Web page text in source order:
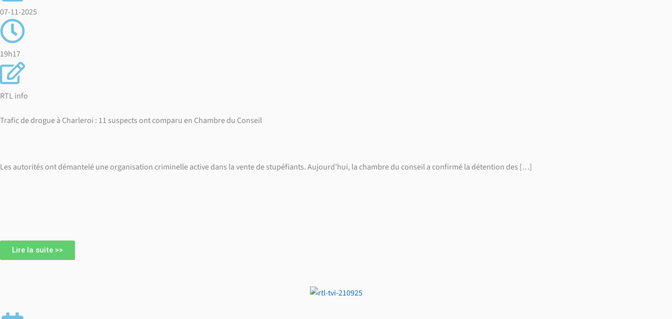
07-11-2025
19h17
RTL info
Trafic de drogue à Charleroi : 11 suspects ont comparu en Chambre du Conseil
Les autorités ont démantelé une organisation criminelle active dans la vente de stupéfiants. Aujourd’hui, la chambre du conseil a confirmé la détention des […]
Lire la suite >>